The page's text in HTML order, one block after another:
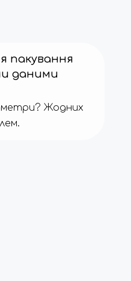
пакування
даними
Жодних